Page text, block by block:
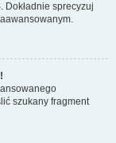
sprecyzuj
szukany fragment